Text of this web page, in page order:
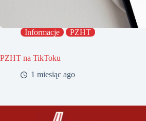
Informacje PZHT
PZHT na TikToku
1 miesiąc ago